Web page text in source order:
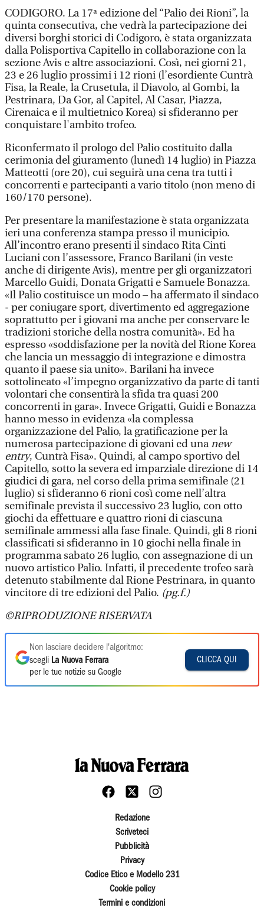
CODIGORO. La 17ª edizione del “Palio dei Rioni”, la
quinta consecutiva, che vedrà la partecipazione dei
diversi borghi storici di Codigoro, è stata organizzata
dalla Polisportiva Capitello in collaborazione con la
sezione Avis e altre associazioni. Così, nei giorni 21,
23 e 26 luglio prossimi i 12 rioni (l’esordiente Cuntrà
Fisa, la Reale, la Crusetula, il Diavolo, al Gombi, la
Pestrinara, Da Gor, al Capitel, Al Casar, Piazza,
Cirenaica e il multietnico Korea) si sfideranno per
conquistare l'ambito trofeo.
Riconfermato il prologo del Palio costituito dalla
cerimonia del giuramento (lunedì 14 luglio) in Piazza
Matteotti (ore 20), cui seguirà una cena tra tutti i
concorrenti e partecipanti a vario titolo (non meno di
160/170 persone).
Per presentare la manifestazione è stata organizzata
ieri una conferenza stampa presso il municipio.
All’incontro erano presenti il sindaco Rita Cinti
Luciani con l’assessore, Franco Barilani (in veste
anche di dirigente Avis), mentre per gli organizzatori
Marcello Guidi, Donata Grigatti e Samuele Bonazza.
«Il Palio costituisce un modo – ha affermato il sindaco
- per coniugare sport, divertimento ed aggregazione
soprattutto per i giovani ma anche per conservare le
tradizioni storiche della nostra comunità». Ed ha
espresso «soddisfazione per la novità del Rione Korea
che lancia un messaggio di integrazione e dimostra
quanto il paese sia unito». Barilani ha invece
sottolineato «l’impegno organizzativo da parte di tanti
volontari che consentirà la sfida tra quasi 200
concorrenti in gara». Invece Grigatti, Guidi e Bonazza
hanno messo in evidenza «la complessa
organizzazione del Palio, la gratificazione per la
numerosa partecipazione di giovani ed unanew
entry, Cuntrà Fisa». Quindi, al campo sportivo del
Capitello, sotto la severa ed imparziale direzione di 14
giudici di gara, nel corso della prima semifinale (21
luglio) si sfideranno 6 rioni così come nell’altra
semifinale prevista il successivo 23 luglio, con otto
giochi da effettuare e quattro rioni di ciascuna
semifinale ammessi alla fase finale. Quindi, gli 8 rioni
classificati si sfideranno in 10 giochi nella finale in
programma sabato 26 luglio, con assegnazione di un
nuovo artistico Palio. Infatti, il precedente trofeo sarà
detenuto stabilmente dal Rione Pestrinara, in quanto
vincitore di tre edizioni del Palio. (pg.f.)
©RIPRODUZIONE RISERVATA
Non lasciare decidere l'algoritmo:
scegli La Nuova Ferrara
per le tue notizie su Google
CLICCA QUI
Redazione
Scriveteci
Pubblicità
Privacy
Codice Etico e Modello 231
Cookie policy
Termini e condizioni